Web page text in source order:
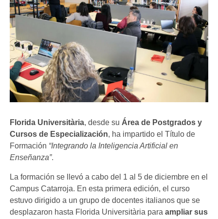
Florida Universitària, desde su Área de Postgrados y
Cursos de Especialización, ha impartido el Título de
Formación “Integrando la Inteligencia Artificial en
Enseñanza”.
La formación se llevó a cabo del 1 al 5 de diciembre en el
Campus Catarroja. En esta primera edición, el curso
estuvo dirigido a un grupo de docentes italianos que se
desplazaron hasta Florida Universitària para ampliar sus